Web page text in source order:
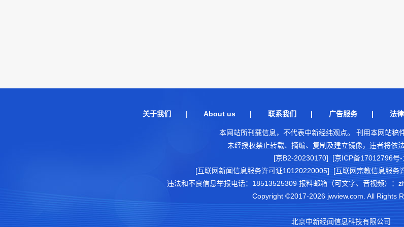
关于我们 | About us| 联系我们 | 广告服务| 法
本网站所刊载信息，不代表中新经纬观点。 刊用本网站稿
未经授权禁止转载、摘编、复制及建立镜像，违者将依
[京B2-20230170] [京ICP备17012796号-
[互联网新闻信息服务许可证10120220005]
[互联网宗教信息服务
违法和不良信息举报电话：18513525309 报料邮箱（可文字、音视频）：
Copyright ©2017-2026 jwview.com. All Rights
北京中新经闻信息科技有限公司